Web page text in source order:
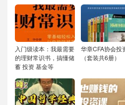
入门级读本：我最需要
的理财常识书，搞懂储
蓄 投资 基金等
华章CFA协会投
（套装共6册）